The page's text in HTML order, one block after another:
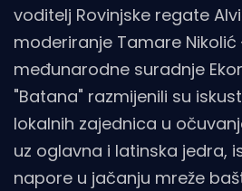
voditelj Rovinjske regate
moderiranje Tamare
međunarodne suradnje
"Batana" razmijenili su
lokalnih zajednica u
uz oglavna i latinska jedra,
napore u jačanju mreže